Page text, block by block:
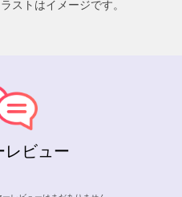
ストはイメージです。
レビュー